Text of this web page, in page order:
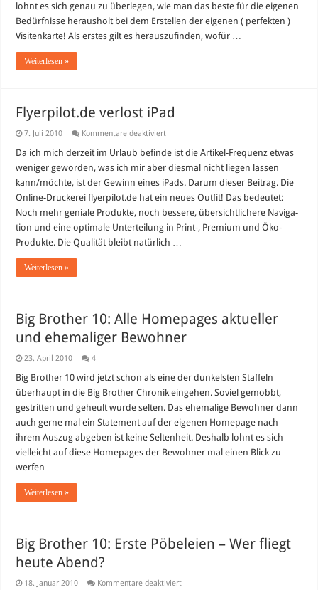
lohnt es sich genau zu überlegen, wie man das beste für die eigenen
Bedürfnisse herausholt bei dem Erstellen der eigenen ( perfekten )
Visitenkarte! Als erstes gilt es herauszufinden, wofür …
Weiterlesen »
Flyerpilot.de verlost iPad
7. Juli 2010 Kommentare deaktiviertfür
verlost
Da ich mich derzeit im Urlaub befinde ist die Artikel-Frequenz etwas
weniger geworden, was ich mir aber diesmal nicht liegen lassen
kann/möchte, ist der Gewinn eines iPads. Darum dieser Beitrag. Die
Online-Druckerei flyerpilot.de hat ein neues Out­fit! Das bedeu­tet:
Noch mehr geniale Pro­dukte, noch bes­sere, über­sicht­li­chere Navi­ga­
tion und eine opti­male Unter­tei­lung in Print-, Pre­mium und Öko-
Produkte. Die Qua­li­tät bleibt natür­lich …
Weiterlesen »
Big Brother 10: Alle Homepages aktueller
und ehemaliger Bewohner
23. April 2010 4
Big Brother 10 wird jetzt schon als eine der dunkelsten Staffeln
überhaupt in die Big Brother Chronik eingehen. Soviel gemobbt,
gestritten und geheult wurde selten. Das ehemalige Bewohner dann
auch gerne mal ein Statement auf der eigenen Homepage nach
ihrem Auszug abgeben ist keine Seltenheit. Deshalb lohnt es sich
vielleicht auf diese Homepages der Bewohner mal einen Blick zu
werfen …
Weiterlesen »
Big Brother 10: Erste Pöbeleien – Wer fliegt
heute Abend?
18. Januar 2010 Kommentare deaktiviertfür